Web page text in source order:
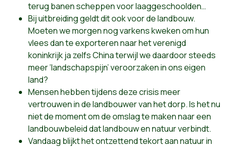
terug banen scheppen voor laaggeschoolden…
Bij uitbreiding geldt dit ook voor de landbouw.
Moeten we morgen nog varkens kweken om hun
vlees dan te exporteren naar het verenigd
koninkrijk ja zelfs China terwijl we daardoor steeds
meer ‘landschapspijn’ veroorzaken in ons eigen
land?
Mensen hebben tijdens deze crisis meer
vertrouwen in de landbouwer van het dorp. Is het nu
niet de moment om de omslag te maken naar een
landbouwbeleid dat landbouw en natuur verbindt.
Vandaag blijkt het ontzettend tekort aan natuur in